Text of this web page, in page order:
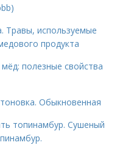
Травы, используемые
продукта
полезные свойства
Обыкновенная
топинамбур. Сушеный